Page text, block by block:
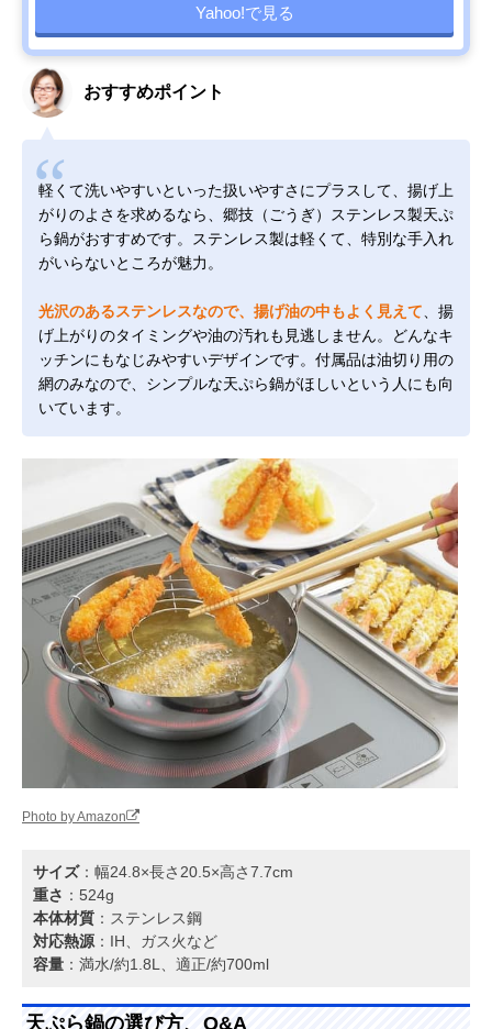
Yahoo!で見る
おすすめポイント
軽くて洗いやすいといった扱いやすさにプラスして、揚げ上
がりのよさを求めるなら、郷技（ごうぎ）ステンレス製天ぷ
ら鍋がおすすめです。ステンレス製は軽くて、特別な手入れ
がいらないところが魅力。
光沢のあるステンレスなので、揚げ油の中もよく見えて 、揚
げ上がりのタイミングや油の汚れも見逃しません。どんなキ
ッチンにもなじみやすいデザインです。付属品は油切り用の
網のみなので、シンプルな天ぷら鍋がほしいという人にも向
いています。
Photo by Amazon
サイズ：幅24.8×長さ20.5×高さ7.7cm
重さ ：524g
本体材質 ：ステンレス鋼
対応熱源 ：IH、ガス火など
容量 ：満水/約1.8L、適正/約700ml
天ぷら鍋の選び方、Q&A